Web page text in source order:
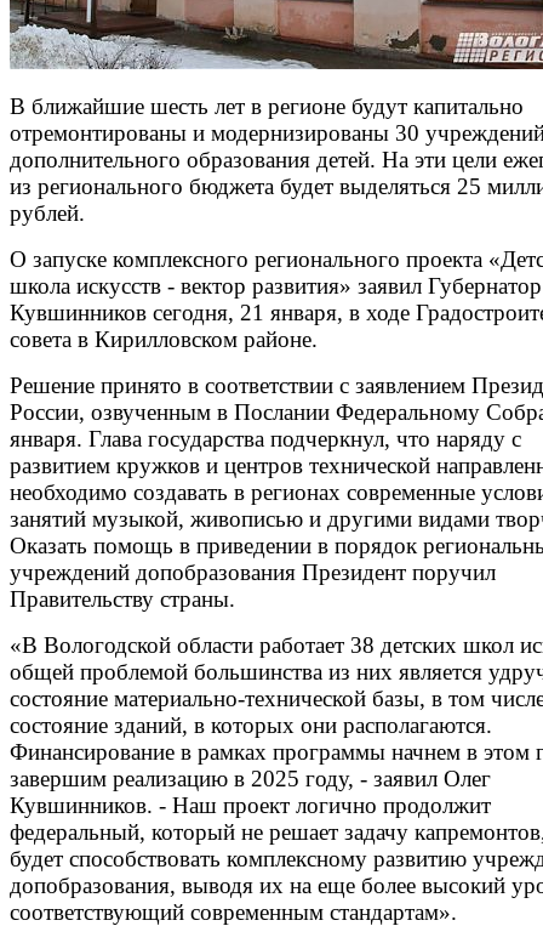
В ближайшие шесть лет в регионе будут капитально
отремонтированы и модернизированы 30
дополнительного образования детей. На эти цели
из регионального бюджета будет выделяться 25
рублей.
О запуске комплексного регионального проекта
школа искусств - вектор развития» заявил
Кувшинников сегодня, 21 января, в ходе
совета в Кирилловском районе.
Решение принято в соответствии с заявлением
России, озвученным в Послании Федеральному
января. Глава государства подчеркнул, что наряду с
развитием кружков и центров технической
необходимо создавать в регионах современные
занятий музыкой, живописью и другими видами
Оказать помощь в приведении в порядок
учреждений допобразования Президент поручил
Правительству страны.
«В Вологодской области работает 38 детских школ
общей проблемой большинства из них является
состояние материально-технической базы, в том
состояние зданий, в которых они располагаются.
Финансирование в рамках программы начнем в этом
завершим реализацию в 2025 году, - заявил Олег
Кувшинников. - Наш проект логично продолжит
федеральный, который не решает задачу
будет способствовать комплексному развитию
допобразования, выводя их на еще более высокий
соответствующий современным стандартам».